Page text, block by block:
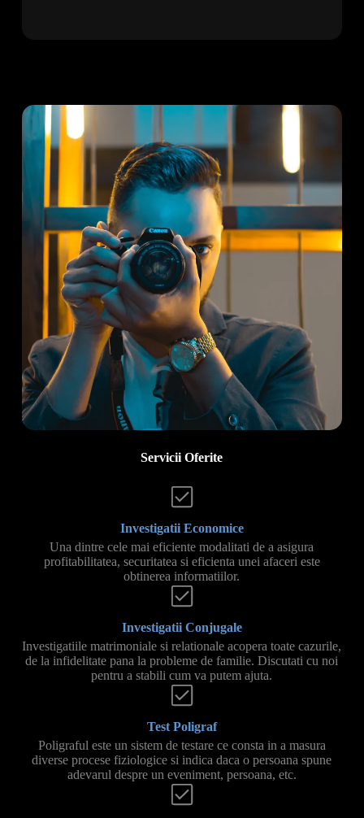
Servicii Oferite
Investigatii Economice
Una dintre cele mai eficiente modalitati de a asigura
profitabilitatea, securitatea si eficienta unei afaceri este
obtinerea informatiilor.
Investigatii Conjugale
Investigatiile matrimoniale si relationale acopera toate cazurile,
de la infidelitate pana la probleme de familie. Discutati cu noi
pentru a stabili cum va putem ajuta.
Test Poligraf
Poligraful este un sistem de testare ce consta in a masura
diverse procese fiziologice si indica daca o persoana spune
adevarul despre un eveniment, persoana, etc.